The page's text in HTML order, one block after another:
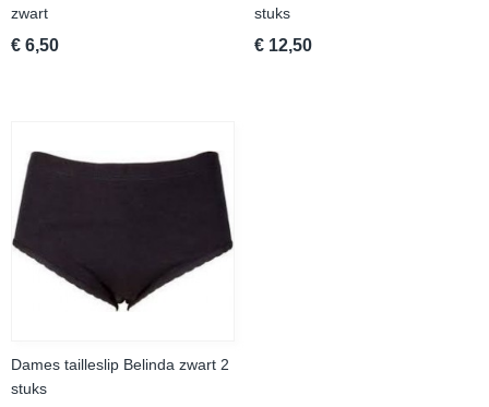
zwart
€ 6,50
stuks
€ 12,50
Dames tailleslip Belinda zwart 2
stuks